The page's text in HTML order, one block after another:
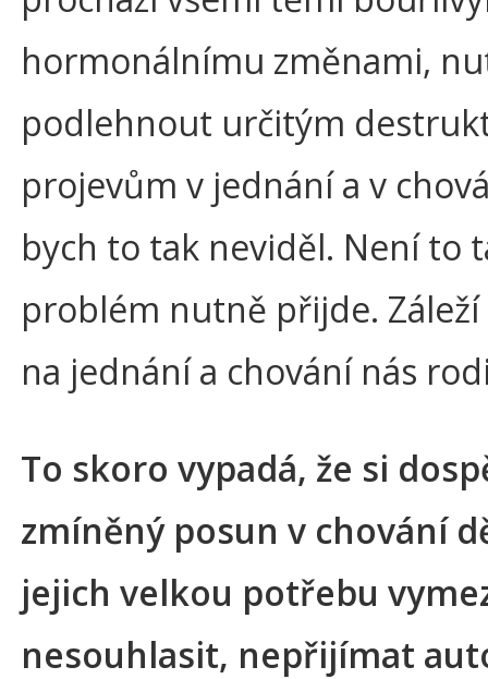
hormonálnímu změnami,
podlehnout určitým
projevům v jednání a v
bych to tak neviděl. Není to
problém nutně přijde.
na jednání a chování nás
To skoro vypadá, že si
zmíněný posun v chování
jejich velkou potřebu
nesouhlasit, nepřijímat